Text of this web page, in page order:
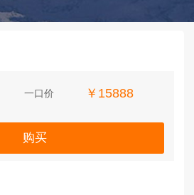
一口价 ￥15888
购买